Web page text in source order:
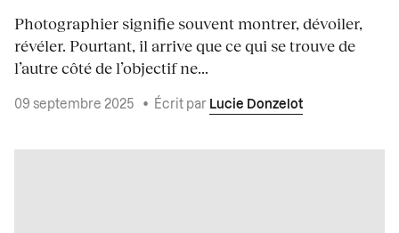
Photographier signifie souvent montrer, dévoiler,
révéler. Pourtant, il arrive que ce qui se trouve de
l’autre côté de l’objectif ne...
09 septembre 2025 • Écrit par Lucie Donzelot